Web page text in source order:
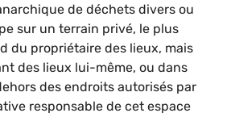
de déchets divers ou
sur un terrain privé, le plus
du propriétaire des lieux, mais
des lieux lui-même, ou dans
des endroits autorisés par
responsable de cet espace